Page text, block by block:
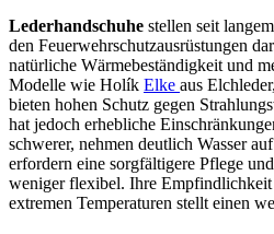
Lederhandschuhe stellen seit
den Feuerwehrschutzausrüstungen
natürliche Wärmebeständigkeit und
Modelle wie Holík Elke aus
bieten hohen Schutz gegen
hat jedoch erhebliche
schwerer, nehmen deutlich Wasser
erfordern eine sorgfältigere Pflege
weniger flexibel. Ihre Empfindlichkeit
extremen Temperaturen stellt einen